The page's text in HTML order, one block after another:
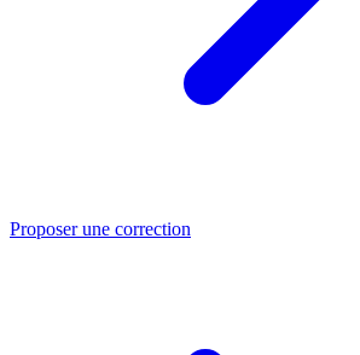
Proposer une correction